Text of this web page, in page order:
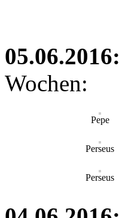
05.06.2016:
Wochen:
Pepe
Perseus
Perseus